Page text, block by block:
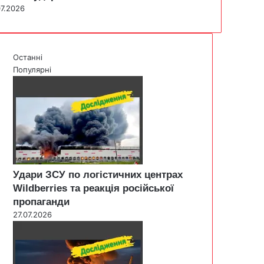
Останні
Популярні
Удари ЗСУ по логістичних центрах
Wildberries та реакція російської
пропаганди
27.07.2026